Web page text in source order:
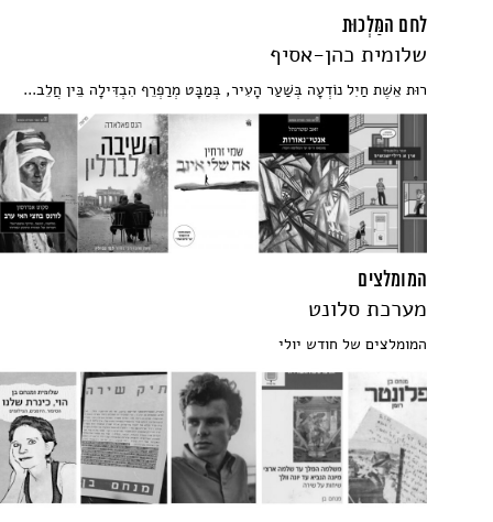
לחם המַּלְכוּת
שלומית כהן-אסיף
רוּת אֵשֶׁת חַיִל נוֹדְעָה בְּשַׁעַר הָעִיר, בְּמַבָּט מְרַפְרֵף הִבְדִּילָה בֵּין חֲלֵב...
המומלצים
מערכת סלונט
המומלצים של חודש יולי